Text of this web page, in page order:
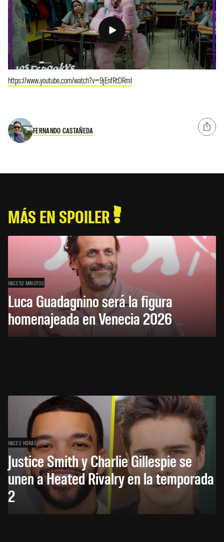
https://www.youtube.com/watch?v=9jEnfRtDRmI
FERNANDO CASTAÑEDA
MÁS EN SPOILER
HACE 52 MINUTOS
Luca Guadagnino será la figura
homenajeada en Venecia 2026
HACE 2 HORAS
Justice Smith y Charlie Gillespie se
unen a Heated Rivalry en la temporada
2